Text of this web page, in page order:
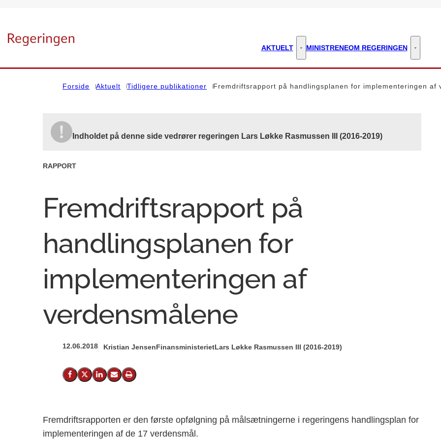
AKTUELT Aktuelt - Flere links
MINISTRENEOM REGERINGEN Om
Forside Aktuelt Tidligere publikationer Fremdriftsrapport på handlingsplanen for implementeringen af
Indholdet på denne side vedrører regeringen Lars Løkke Rasmussen III (2016-2019)
RAPPORT
Fremdriftsrapport på
handlingsplanen for
implementeringen af
verdensmålene
12.06.2018 Kristian JensenFinansministerietLars Løkke Rasmussen III (2016-2019)
Del på Facebook
Del på X (Twitter)
Del på LinkedIn
Send email
Print
Fremdriftsrapporten er den første opfølgning på målsætningerne i regeringens handlingsplan for
implementeringen af de 17 verdensmål.